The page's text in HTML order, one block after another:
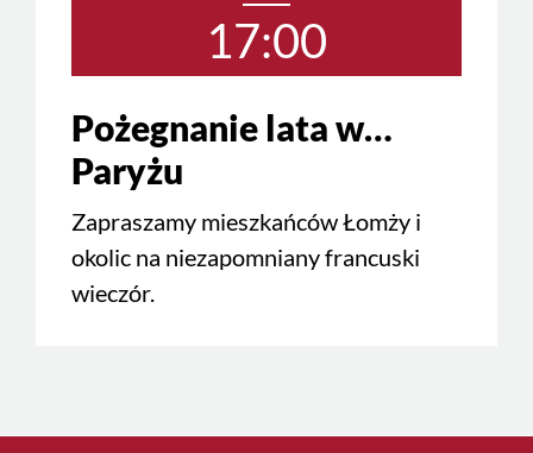
17:00
Pożegnanie lata w…
Paryżu
Zapraszamy mieszkańców Łomży i
okolic na niezapomniany francuski
wieczór.